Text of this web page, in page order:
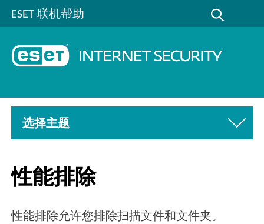
ESET 联机帮助
选择主题
性能排除
性能排除允许您排除扫描文件和文件夹。